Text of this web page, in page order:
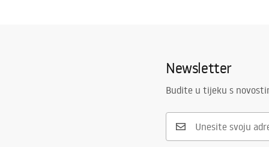
Newsletter
Budite u tijeku s